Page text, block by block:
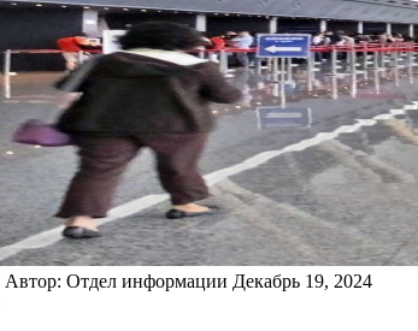
Автор: Отдел информации Декабрь 19, 2024